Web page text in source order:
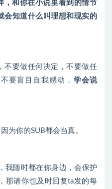
，和你在小说里看到的情节
会知道什么叫理想和现实的
不要做任何决定，不要做任
要盲目自我感动， 学会说
为你的SUB都会当真。
我随时都在你身边，会保护
那请你也及时回复ta发的每